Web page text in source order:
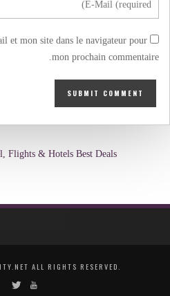
et mon site dans le navigateur pour
mon prochain commentaire.
Flights & Hotels Best Deals
ALL RIGHTS RESERVED.